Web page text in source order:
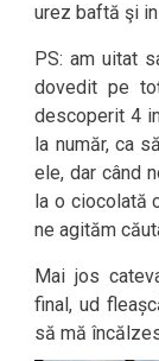
urez baftă şi
PS: am uitat
dovedit pe
descoperit 4
la număr, ca
ele, dar când
la o ciocolată
ne agităm
Mai jos
final, ud
să mă